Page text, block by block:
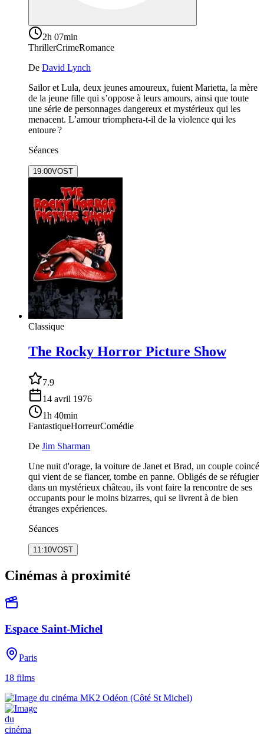
2h 07min
ThrillerCrimeRomance
De David Lynch
Sailor et Lula, deux jeunes amoureux, fuient Marietta, la mère
de la jeune fille qui s’oppose à leurs amours, ainsi que toute
une série de personnages dangereux et mystérieux qui les
menacent. L’amour triomphera‐t‐il de la violence qui les
entoure ?
Séances
19:00VOST
Classique
The Rocky Horror Picture Show
7.9
14 avril 1976
1h 40min
FantastiqueHorreurComédie
De Jim Sharman
Une nuit d'orage, la voiture de Janet et Brad, un couple coincé
qui vient de se fiancer, tombe en panne. Obligés de se réfugier
dans un mystérieux château, ils vont faire la rencontre de ses
occupants pour le moins bizarres, qui se livrent à de bien
étranges expériences.
Séances
11:10VOST
Cinémas à proximité
Espace Saint-Michel
Paris
18 films